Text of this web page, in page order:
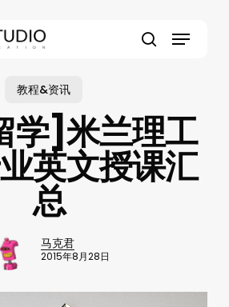
Menu
教程&资讯
学]米兰理工
英文授课汇
总
马克君
2015年8月28日